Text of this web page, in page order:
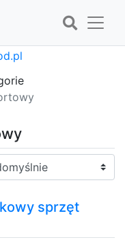
sprzęt